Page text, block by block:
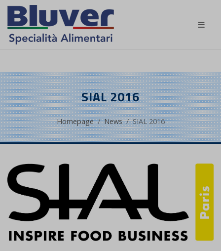
IT
SIAL 2016
Homepage News SIAL 2016